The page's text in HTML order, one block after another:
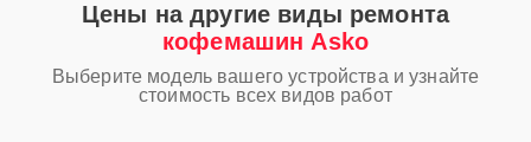
Цены на другие виды ремонта
кофемашин Asko
Выберите модель вашего устройства и узнайте
стоимость всех видов работ